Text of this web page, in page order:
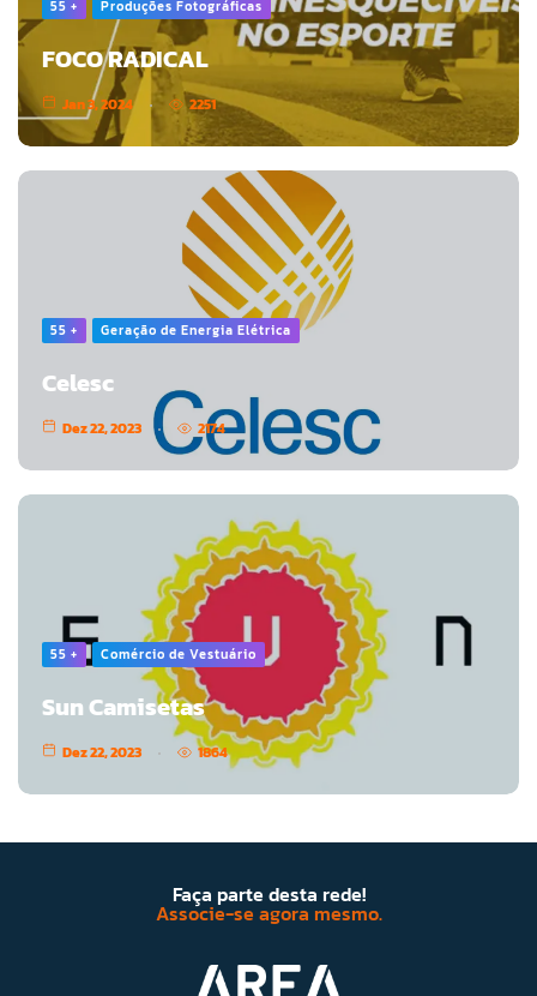
55 + Produções Fotográficas
FOCO RADICAL
Jan 3, 2024 2251
55 + Geração de Energia Elétrica
Celesc
Dez 22, 2023 2174
55 + Comércio de Vestuário
Sun Camisetas
Dez 22, 2023 1864
Faça parte desta rede!
Associe-se agora mesmo.